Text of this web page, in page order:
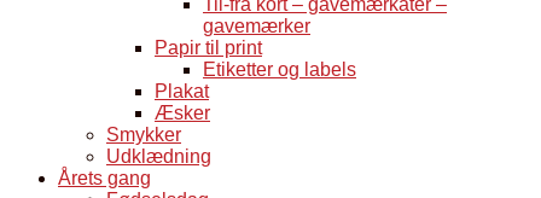
Til-fra kort – gavemærkater –
gavemærker
Papir til print
Etiketter og labels
Plakat
Æsker
Smykker
Udklædning
Årets gang